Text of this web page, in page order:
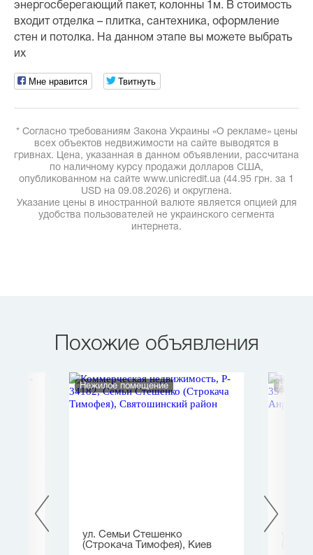
энергосберегающий пакет, колонны 1м. В стоимость
входит отделка – плитка, сантехника, оформление
стен и потолка. На данном этапе вы можете выбрать
их
Мне нравится Твитнуть
* Согласно требованиям Закона Украины «О рекламе» цены
всех объектов недвижимости на сайте выводятся в
гривнах. Цена, указанная в данном объявлении, рассчитана
по наличному курсу продажи долларов США,
опубликованном на сайте www.unicredit.ua (44.95 грн. за 1
USD на 09.08.2026) и округлена.
Указание цены в иностранной валюте является опцией для
удобства пользователей не украинского сегмента
интернета.
Похожие объявления
Нежилое помещение
ул. Семьи Стешенко
(Строкача Тимофея), Киев